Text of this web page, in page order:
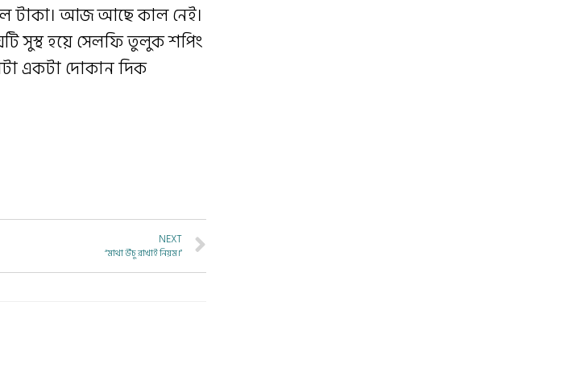
টাকা। আজ আছে কাল নেই।
সুস্থ হয়ে সেলফি তুলুক শপিং
একটা দোকান দিক
NEXT
“মাথা উঁচু রাখাই নিয়ম।”